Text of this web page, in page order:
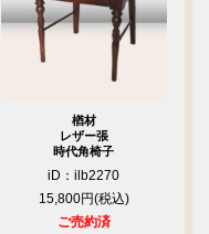
楢材
レザー張
時代角椅子
iD：ilb2270
15,800円
ご売約済